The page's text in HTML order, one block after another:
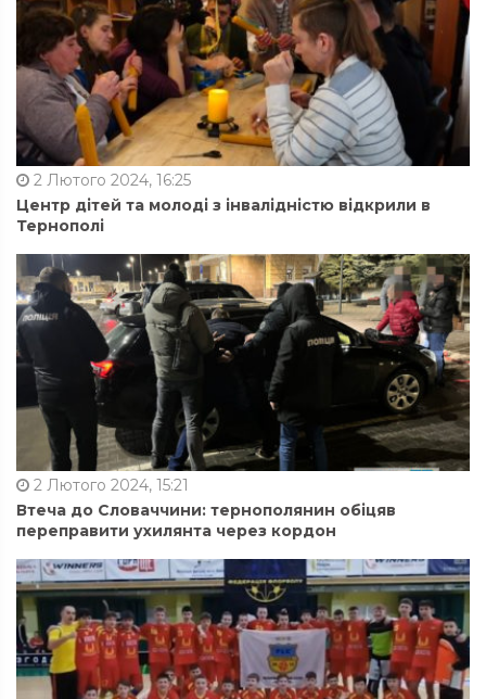
2 Лютого 2024, 16:25
Центр дітей та молоді з інвалідністю відкрили в
Тернополі
2 Лютого 2024, 15:21
Втеча до Словаччини: тернополянин обіцяв
переправити ухилянта через кордон